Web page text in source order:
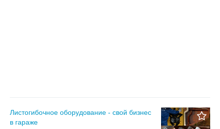
Листогибочное оборудование - свой бизнес
в гараже